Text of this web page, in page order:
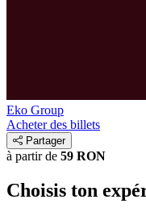
Eko Group
Acheter des billets
Partager
à partir de 59 RON
Choisis ton